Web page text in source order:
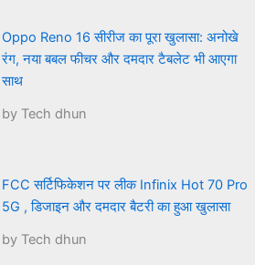
Oppo Reno 16 सीरीज का पूरा खुलासा: अनोखे
रंग, नया बबल फीचर और दमदार टैबलेट भी आएगा
साथ
by Tech dhun
FCC सर्टिफिकेशन पर लीक Infinix Hot 70 Pro
5G , डिजाइन और दमदार बैटरी का हुआ खुलासा
by Tech dhun